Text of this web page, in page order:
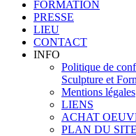
FORMATION
PRESSE
LIEU
CONTACT
INFO
Politique de
Sculpture et
Mentions légales
LIENS
ACHAT
PLAN DU SITE